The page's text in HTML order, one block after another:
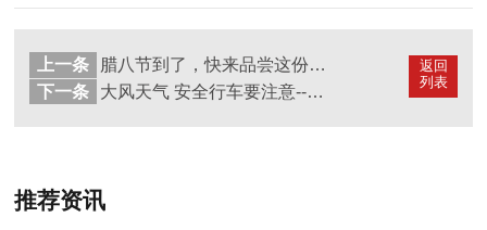
返回
列表
上一条
腊八节到了，快来品尝这份精心制作的“消防腊八粥”吧！--四川国晋
下一条
大风天气 安全行车要注意--四川国晋消防
推荐资讯